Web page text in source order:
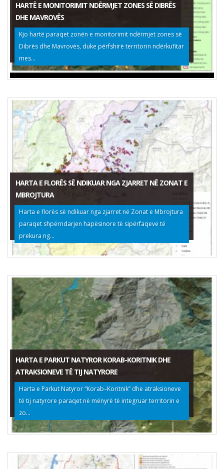
HARTË E MONITORIMIT NDËRMJET ZONES SË DIBRËS
DHE MAVROVËS
Kjo hartë paraqet zonën e monitorimit ndërmjet zones së
Dibrës dhe Mavrovës, duke përfshirë territorin ndërkufitar
mes...
HARTA E FLORËS SË NDIKUAR NGA ZJARRET NË ZONAT E
MBROJTURA
Harta e florës së ndikuar nga zjarret në Zonat e Mbrojtura
paraqet shpërndarjen hapësinore të sipërfaqeve të
prekura ng...
HARTA E PARKUT NATYROR KORAB-KORITNIK DHE
ATRAKSIONEVE TË TIJ NATYRORE
Harta e Parkut Natyror “Korab–Koritnik” dhe atraksioneve
të tij natyrore paraqet në mënyrë të integruar territorin e
zo...